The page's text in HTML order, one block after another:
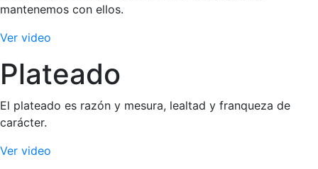
mantenemos con ellos.
Ver video
Plateado
El plateado es razón y mesura, lealtad y franqueza de
carácter.
Ver video